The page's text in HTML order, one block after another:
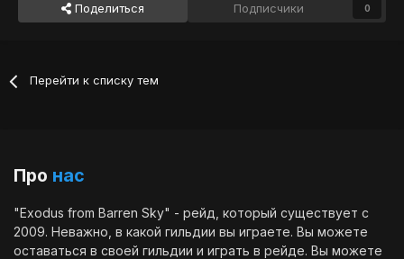
Поделиться Подписчики 0
Перейти к списку тем
Про нас
"Exodus from Barren Sky" - рейд, который существует с
2009. Неважно, в какой гильдии вы играете. Вы можете
оставаться в своей гильдии и играть в рейде. Вы можете